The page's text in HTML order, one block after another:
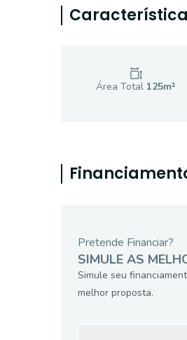
Área Total 125m²
Pretende Financiar?
SIMULE AS
Simule seu
melhor proposta.